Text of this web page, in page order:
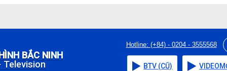
BẮC NINH
Television
Hotline: (+84) - 0204 - 3555568
BTV (CŨ) VIDEO